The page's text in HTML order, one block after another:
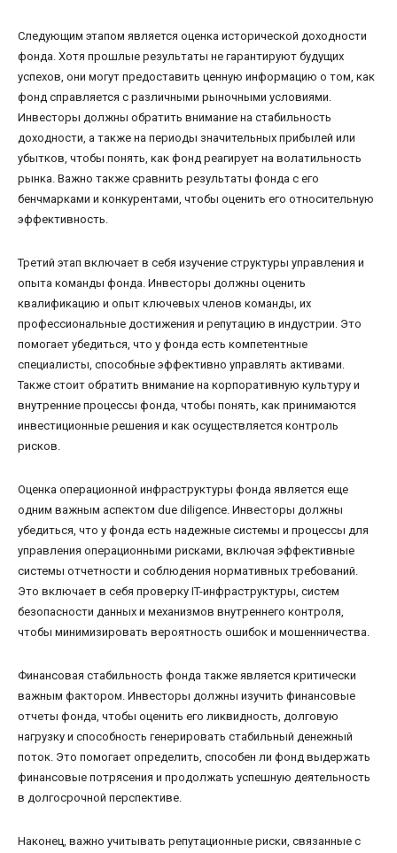
Следующим этапом является оценка исторической доходности
фонда. Хотя прошлые результаты не гарантируют будущих
успехов, они могут предоставить ценную информацию о том, как
фонд справляется с различными рыночными условиями.
Инвесторы должны обратить внимание на стабильность
доходности, а также на периоды значительных прибылей или
убытков, чтобы понять, как фонд реагирует на волатильность
рынка. Важно также сравнить результаты фонда с его
бенчмарками и конкурентами, чтобы оценить его относительную
эффективность.
Третий этап включает в себя изучение структуры управления и
опыта команды фонда. Инвесторы должны оценить
квалификацию и опыт ключевых членов команды, их
профессиональные достижения и репутацию в индустрии. Это
помогает убедиться, что у фонда есть компетентные
специалисты, способные эффективно управлять активами.
Также стоит обратить внимание на корпоративную культуру и
внутренние процессы фонда, чтобы понять, как принимаются
инвестиционные решения и как осуществляется контроль
рисков.
Оценка операционной инфраструктуры фонда является еще
одним важным аспектом due diligence. Инвесторы должны
убедиться, что у фонда есть надежные системы и процессы для
управления операционными рисками, включая эффективные
системы отчетности и соблюдения нормативных требований.
Это включает в себя проверку IT-инфраструктуры, систем
безопасности данных и механизмов внутреннего контроля,
чтобы минимизировать вероятность ошибок и мошенничества.
Финансовая стабильность фонда также является критически
важным фактором. Инвесторы должны изучить финансовые
отчеты фонда, чтобы оценить его ликвидность, долговую
нагрузку и способность генерировать стабильный денежный
поток. Это помогает определить, способен ли фонд выдержать
финансовые потрясения и продолжать успешную деятельность
в долгосрочной перспективе.
Наконец, важно учитывать репутационные риски, связанные с